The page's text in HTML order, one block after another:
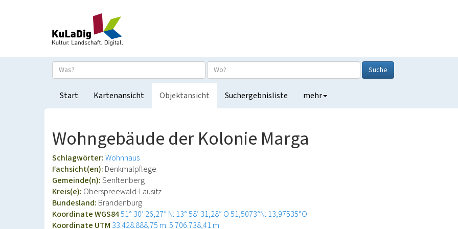
Suche
Start Kartenansicht Objektansicht Suchergebnisliste mehr
Wohngebäude der Kolonie Marga
Schlagwörter:Wohnhaus
Fachsicht(en): Denkmalpflege
Gemeinde(n):Senftenberg
Kreis(e): Oberspreewald-Lausitz
Bundesland: Brandenburg
Koordinate WGS8451° 30′ 26,27″ N: 13° 58′ 31,28″ O51,5073°N: 13,97535°O
Koordinate UTM 33.428.888,75 m: 5.706.738,41 m